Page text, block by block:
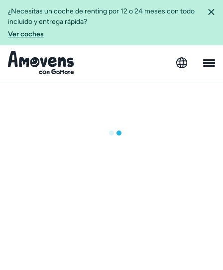
¿Necesitas un coche de renting por 12 o 24 meses con todo
incluido y entrega rápida?
Ver coches